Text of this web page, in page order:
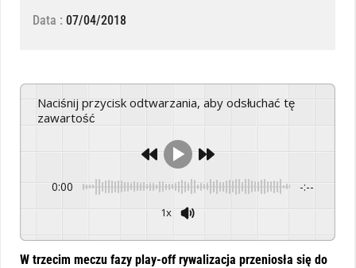
Data : 07/04/2018
Naciśnij przycisk odtwarzania, aby odsłuchać tę
zawartość
0:00 -:--
1x
W trzecim meczu fazy play-off rywalizacja przeniosła się do